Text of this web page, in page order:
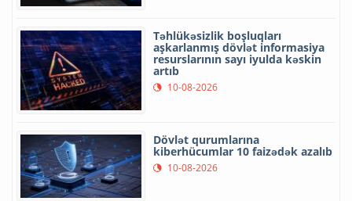
Təhlükəsizlik boşluqları
aşkarlanmış dövlət informasiya
resurslarının sayı iyulda kəskin
artıb
10-08-2026
Dövlət qurumlarına
kiberhücumlar 10 faizədək azalıb
10-08-2026